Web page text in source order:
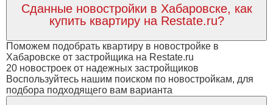
Сданные новостройки в Хабаровске, как
купить квартиру на Restate.ru?
Поможем подобрать квартиру в новостройке в
Хабаровске от застройщика на Restate.ru
20 новостроек от надежных застройщиков
Воспользуйтесь нашим поиском по новостройкам, для
подбора подходящего вам варианта